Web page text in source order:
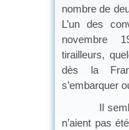
nombre de
L’un des
novembre
tirailleurs,
dès la
s’embarquer
Il
n’aient pas